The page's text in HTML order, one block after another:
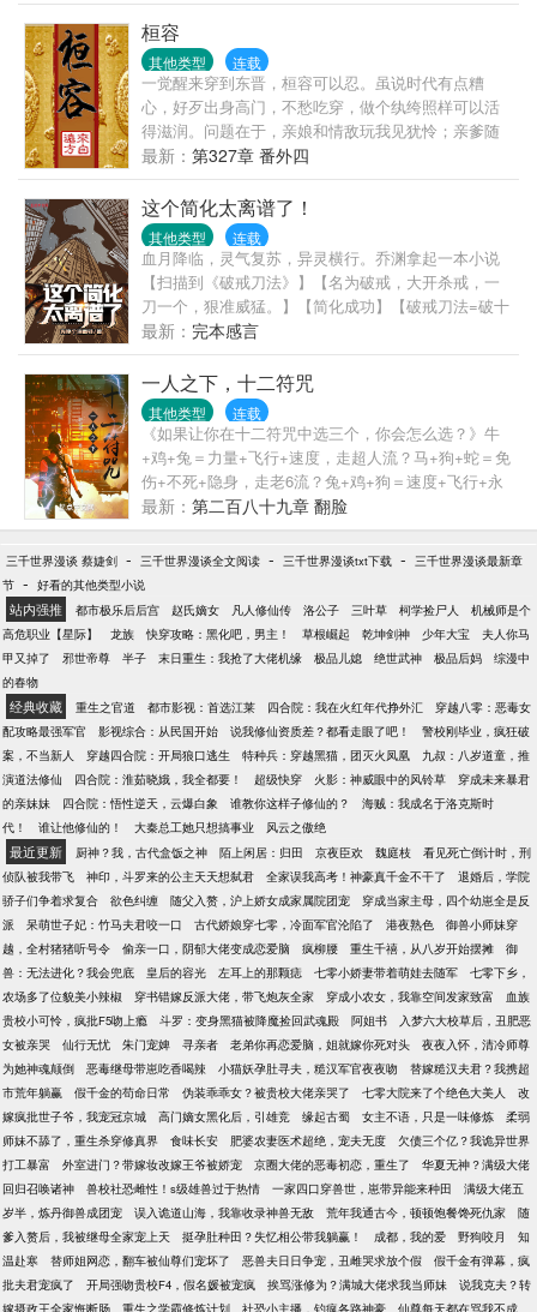
桓容
其他类型 连载
一觉醒来穿到东晋，桓容可以忍。虽说时代有点糟
心，好歹出身高门，不愁吃穿，做个纨绔照样可以活
得滋润。问题在于，亲娘和情敌玩我见犹怜；亲爹随
时准备造反；亲兄弟各种看他不顺眼，总想背后放冷
箭。桓容擦把冷汗，想做个成功的纨绔，亲爹的造反
人生必须拯救！于是乎，计划好的纨绔人生，就此像
脱缰的野马，撒开蹄子狂奔而去，再不复返。本文周
四入V
最新： 第327章 番外四
这个简化太离谱了！
其他类型 连载
血月降临，灵气复苏，异灵横行。乔渊拿起一本小说
【扫描到《破戒刀法》】【名为破戒，大开杀戒，一
刀一个，狠准威猛。】【简化成功】【破戒刀法=破十
戒（佛门）】何为十戒？不杀生，不偷盗，不淫.邪，
不妄语，不饮酒，不涂饰香油，不听视歌舞，不坐高
广大床，不食非时食，不蓄金银财宝。破十戒……
嗯……违背这些戒律？……乔渊买了几根花炮，点燃
后对准了蚂蚁窝。嘭～一道道爆炸声传来。【破戒刀
法熟练度+1】【破戒刀法熟练度+1】【破戒刀法熟练
度+1】“……”“原来，这就是破戒刀法的修炼方式！”“我
想我会了！”
最新： 完本感言
一人之下，十二符咒
其他类型 连载
《如果让你在十二符咒中选三个，你会怎么选？》牛
+鸡+兔＝力量+飞行+速度，走超人流？马+狗+蛇＝免
伤+不死+隐身，走老6流？兔+鸡+狗＝速度+飞行+永
生，走装神弄鬼流？
最新： 第二百八十九章 翻脸
三千世界漫谈 蔡婕剑 - 三千世界漫谈全文阅读 - 三千世界漫谈txt下载 - 三千世界漫谈最新章
节 - 好看的其他类型小说
站内强推 都市极乐后后宫 赵氏嫡女 凡人修仙传 洛公子 三叶草 柯学捡尸人
机械师是个
高危职业【星际】
龙族 快穿攻略：黑化吧，男主！ 草根崛起 乾坤剑神 少年大宝
夫人你马
甲又掉了
邪世帝尊 半子 末日重生：我抢了大佬机缘 极品儿媳 绝世武神 极品后妈
综漫中
的春物
经典收藏 重生之官道 都市影视：首选江莱 四合院：我在火红年代挣外汇
穿越八零：恶毒女
配攻略最强军官
影视综合：从民国开始 说我修仙资质差？都看走眼了吧！
警校刚毕业，疯狂破
案，不当新人
穿越四合院：开局狼口逃生 特种兵：穿越黑猫，团灭火凤凰
九叔：八岁道童，推
演道法修仙
四合院：淮茹晓娥，我全都要！ 超级快穿 火影：神威眼中的风铃草
穿成未来暴君
的亲妹妹
四合院：悟性逆天，云爆白象 谁教你这样子修仙的？
海贼：我成名于洛克斯时
代！
谁让他修仙的！ 大秦总工她只想搞事业 风云之傲绝
最近更新 厨神？我，古代盒饭之神 陌上闲居：归田 京夜臣欢 魏庭枝
看见死亡倒计时，刑
侦队被我带飞
神印，斗罗来的公主天天想弑君 全家误我高考！神豪真千金不干了
退婚后，学院
骄子们争着求复合
欲色纠缠 随父入赘，沪上娇女成家属院团宠
穿成当家主母，四个幼崽全是反
派
呆萌世子妃：竹马夫君咬一口 古代娇娘穿七零，冷面军官沦陷了 港夜熟色
御兽小师妹穿
越，全村猪猪听号令
偷亲一口，阴郁大佬变成恋爱脑 疯柳腰 重生千禧，从八岁开始摆摊
御
兽：无法进化？我会兜底
皇后的容光 左耳上的那颗痣 七零小娇妻带着萌娃去随军
七零下乡，
农场多了位貌美小辣椒
穿书错嫁反派大佬，带飞炮灰全家 穿成小农女，我靠空间发家致富
血族
贵校小可怜，疯批F5吻上瘾
斗罗：变身黑猫被降魔捡回武魂殿 阿姐书
入梦六大校草后，丑肥恶
女被亲哭
仙行无忧 朱门宠婢 寻亲者 老弟你再恋爱脑，姐就嫁你死对头
夜夜入怀，清冷师尊
为她神魂颠倒
恶毒继母带崽吃香喝辣 小猫妖孕肚寻夫，糙汉军官夜夜吻
替嫁糙汉夫君？我携超
市荒年躺赢
假千金的苟命日常 伪装乖乖女？被贵校大佬亲哭了 七零大院来了个绝色大美人
改
嫁疯批世子爷，我宠冠京城
高门嫡女黑化后，引雄竞 缘起古蜀 女主不语，只是一味修炼
柔弱
师妹不舔了，重生杀穿修真界
食味长安 肥婆农妻医术超绝，宠夫无度
欠债三个亿？我诡异世界
打工暴富
外室进门？带嫁妆改嫁王爷被娇宠 京圈大佬的恶毒初恋，重生了
华夏无神？满级大佬
回归召唤诸神
兽校社恐雌性！s级雄兽过于热情 一家四口穿兽世，崽带异能来种田
满级大佬五
岁半，炼丹御兽成团宠
误入诡道山海，我靠收录神兽无敌 荒年我通古今，顿顿饱餐馋死仇家
随
爹入赘后，我被继母全家宠上天
挺孕肚种田？失忆相公带我躺赢！ 成都，我的爱 野狗咬月
知
温赴寒
替师姐网恋，翻车被仙尊们宠坏了 恶兽夫日日争宠，丑雌哭求放个假
假千金有弹幕，疯
批夫君宠疯了
开局强吻贵校F4，假名媛被宠疯 挨骂涨修为？满城大佬求我当师妹
说我克夫？转
嫁摄政王全家悔断肠
重生之学霸修炼计划 社恐小主播，钓疯各路神豪 仙尊每天都在骂我不成